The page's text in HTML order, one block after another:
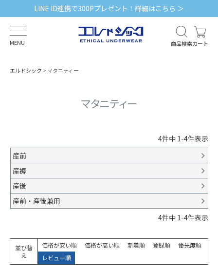
LINE ID連携で300Pプレゼント！詳細はこちら ＞
MENU 商品検索カート
エルドシック マタニティー
マタニティー
4件中 1-4件表示
産前
産褥
産後
産前・産後兼用
4件中 1-4件表示
並び替
え
価格が安い順 価格が高い順 新着順 登録順
優先度順
レビュー順